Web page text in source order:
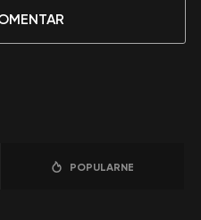
POPULARNE